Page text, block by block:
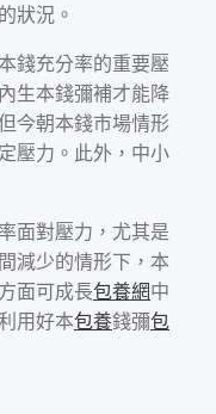
的狀況。
錢充分率的重要壓
生本錢彌補才能降
今朝本錢市場情形
壓力。此外，中小
面對壓力，尤其是
減少的情形下，本
面可成長包養網中
用好本包養錢彌包